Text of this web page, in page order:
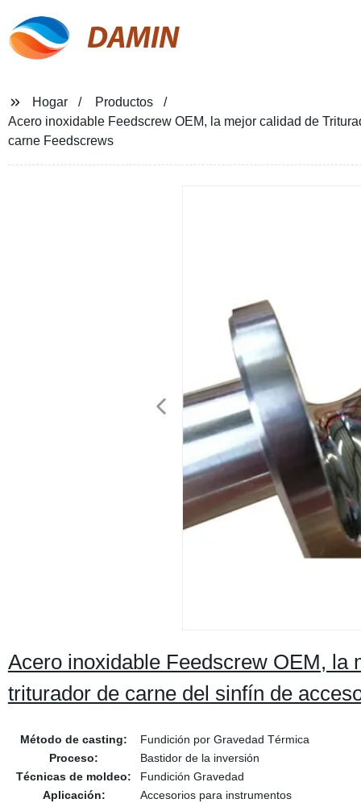
DAMIN
Hogar
Productos
Acero inoxidable Feedscrew OEM, la mejor calidad de
carne Feedscrews
Acero inoxidable Feedscrew OEM, la
triturador de carne del sinfín de
Método de casting:
Fundición por Gravedad Térmica
Proceso:
Bastidor de la inversión
Técnicas de moldeo:
Fundición Gravedad
Aplicación:
Accesorios para instrumentos